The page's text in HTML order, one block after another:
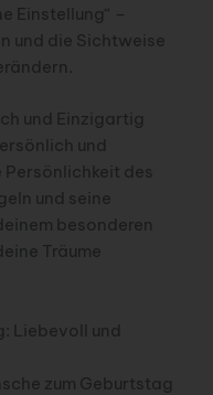
Einstellung“ –
und die Sichtweise
und Einzigartig
und
des
und seine
besonderen
Träume
Liebevoll und
zum Geburtstag